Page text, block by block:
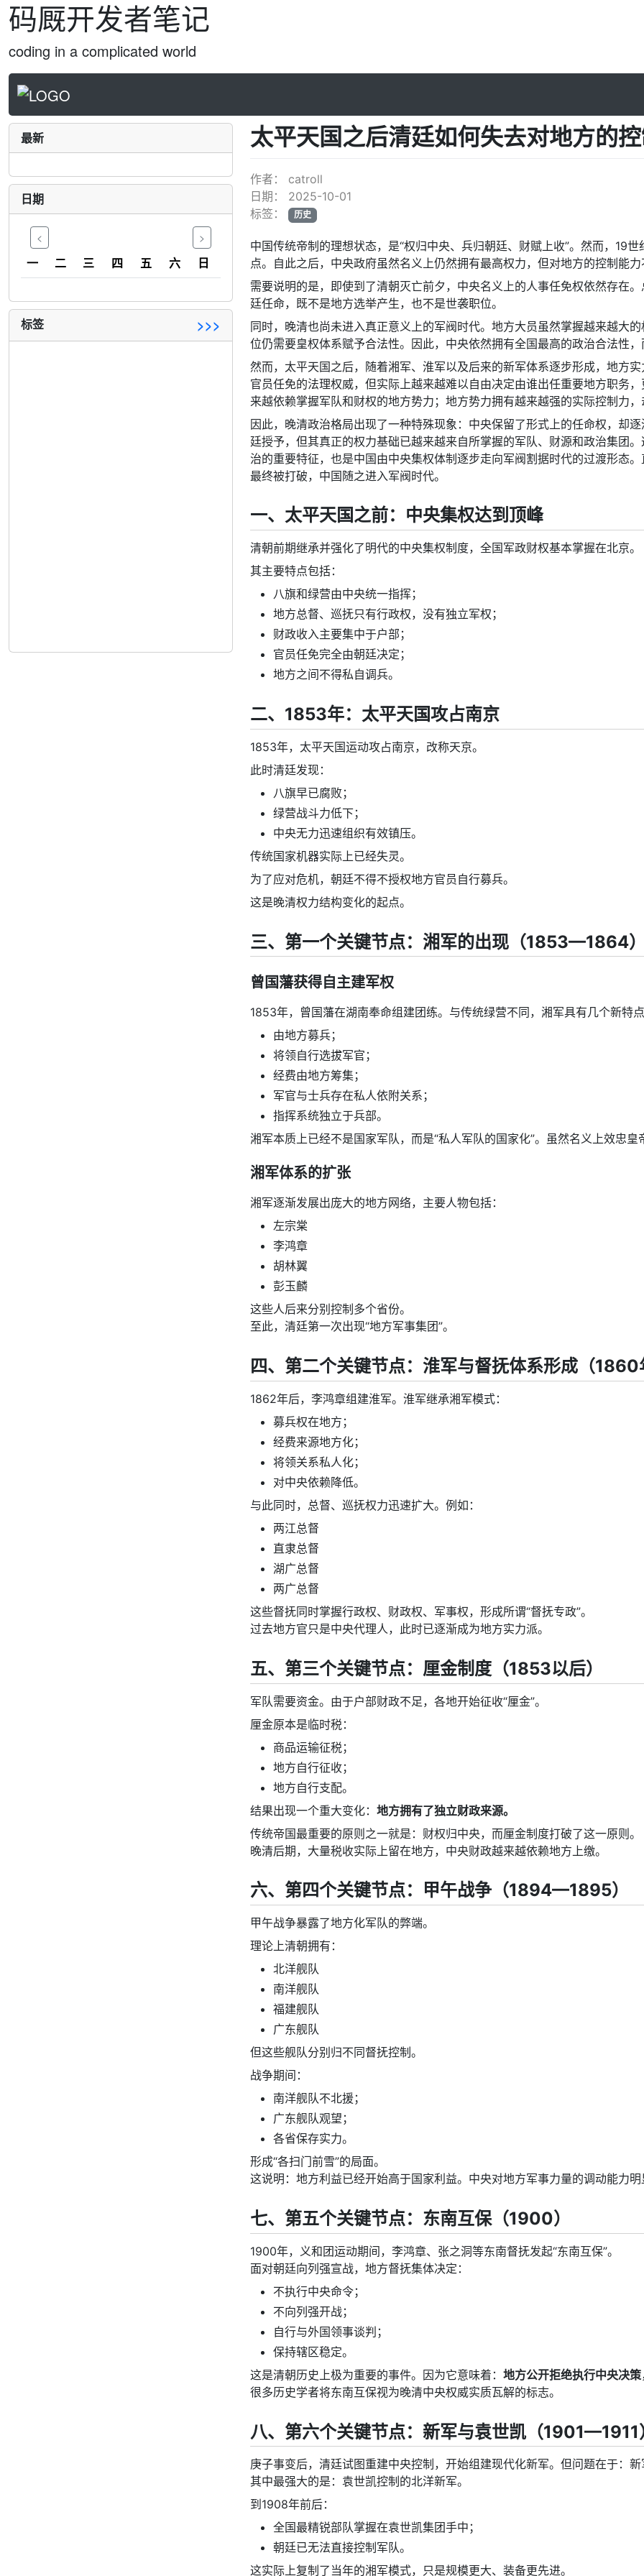
码厩开发者笔记
coding in a complicated world
最新
日期
< >
一 二 三 四 五 六 日
标签 >>>
太平天国之后清廷如何失去对地方的
作者： catroll
日期： 2025-10-01
标签：
历史
中国传统帝制的理想状态，是“权归中央、兵归朝廷、财赋上收”。然而，19
点。自此之后，中央政府虽然名义上仍然拥有最高权力，但对地方的控制能
需要说明的是，即使到了清朝灭亡前夕，中央名义上的人事任免权依然存在
廷任命，既不是地方选举产生，也不是世袭职位。
同时，晚清也尚未进入真正意义上的军阀时代。地方大员虽然掌握越来越大
位仍需要皇权体系赋予合法性。因此，中央依然拥有全国最高的政治合法性
然而，太平天国之后，随着湘军、淮军以及后来的新军体系逐步形成，地方
官员任免的法理权威，但实际上越来越难以自由决定由谁出任重要地方职务
来越依赖掌握军队和财权的地方势力；地方势力拥有越来越强的实际控制力
因此，晚清政治格局出现了一种特殊现象：中央保留了形式上的任命权，却
廷授予，但其真正的权力基础已越来越来自所掌握的军队、财源和政治集团
治的重要特征，也是中国由中央集权体制逐步走向军阀割据时代的过渡形态
最终被打破，中国随之进入军阀时代。
一、太平天国之前：中央集权达到顶峰
清朝前期继承并强化了明代的中央集权制度，全国军政财权基本掌握在北京。
其主要特点包括：
八旗和绿营由中央统一指挥；
地方总督、巡抚只有行政权，没有独立军权；
财政收入主要集中于户部；
官员任免完全由朝廷决定；
地方之间不得私自调兵。
二、1853年：太平天国攻占南京
1853年，太平天国运动攻占南京，改称天京。
此时清廷发现：
八旗早已腐败；
绿营战斗力低下；
中央无力迅速组织有效镇压。
传统国家机器实际上已经失灵。
为了应对危机，朝廷不得不授权地方官员自行募兵。
这是晚清权力结构变化的起点。
三、第一个关键节点：湘军的出现（1853—1864
曾国藩获得自主建军权
1853年，曾国藩在湖南奉命组建团练。与传统绿营不同，湘军具有几个新特
由地方募兵；
将领自行选拔军官；
经费由地方筹集；
军官与士兵存在私人依附关系；
指挥系统独立于兵部。
湘军本质上已经不是国家军队，而是“私人军队的国家化”。虽然名义上效忠
湘军体系的扩张
湘军逐渐发展出庞大的地方网络，主要人物包括：
左宗棠
李鸿章
胡林翼
彭玉麟
这些人后来分别控制多个省份。
至此，清廷第一次出现“地方军事集团”。
四、第二个关键节点：淮军与督抚体系形成（1860
1862年后，李鸿章组建淮军。淮军继承湘军模式：
募兵权在地方；
经费来源地方化；
将领关系私人化；
对中央依赖降低。
与此同时，总督、巡抚权力迅速扩大。例如：
两江总督
直隶总督
湖广总督
两广总督
这些督抚同时掌握行政权、财政权、军事权，形成所谓“督抚专政”。
过去地方官只是中央代理人，此时已逐渐成为地方实力派。
五、第三个关键节点：厘金制度（1853以后）
军队需要资金。由于户部财政不足，各地开始征收“厘金”。
厘金原本是临时税：
商品运输征税；
地方自行征收；
地方自行支配。
结果出现一个重大变化： 地方拥有了独立财政来源。
传统帝国最重要的原则之一就是：财权归中央，而厘金制度打破了这一原则。
晚清后期，大量税收实际上留在地方，中央财政越来越依赖地方上缴。
六、第四个关键节点：甲午战争（1894—1895）
甲午战争暴露了地方化军队的弊端。
理论上清朝拥有：
北洋舰队
南洋舰队
福建舰队
广东舰队
但这些舰队分别归不同督抚控制。
战争期间：
南洋舰队不北援；
广东舰队观望；
各省保存实力。
形成“各扫门前雪”的局面。
这说明：地方利益已经开始高于国家利益。中央对地方军事力量的调动能力
七、第五个关键节点：东南互保（1900）
1900年，义和团运动期间，李鸿章、张之洞等东南督抚发起“东南互保”。
面对朝廷向列强宣战，地方督抚集体决定：
不执行中央命令；
不向列强开战；
自行与外国领事谈判；
保持辖区稳定。
这是清朝历史上极为重要的事件。因为它意味着： 地方公开拒绝执行中央决策
很多历史学者将东南互保视为晚清中央权威实质瓦解的标志。
八、第六个关键节点：新军与袁世凯（1901—1911
庚子事变后，清廷试图重建中央控制，开始组建现代化新军。但问题在于：
其中最强大的是：袁世凯控制的北洋新军。
到1908年前后：
全国最精锐部队掌握在袁世凯集团手中；
朝廷已无法直接控制军队。
这实际上复制了当年的湘军模式，只是规模更大、装备更先进。